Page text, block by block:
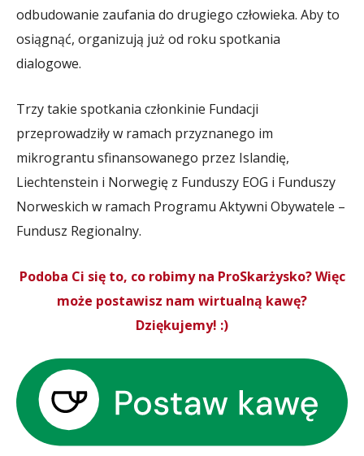
odbudowanie zaufania do drugiego człowieka. Aby to
osiągnąć, organizują już od roku spotkania
dialogowe.
Trzy takie spotkania członkinie Fundacji
przeprowadziły w ramach przyznanego im
mikrograntu sfinansowanego przez Islandię,
Liechtenstein i Norwegię z Funduszy EOG i Funduszy
Norweskich w ramach Programu Aktywni Obywatele –
Fundusz Regionalny.
Podoba Ci się to, co robimy na ProSkarżysko? Więc
może postawisz nam wirtualną kawę?
Dziękujemy! :)